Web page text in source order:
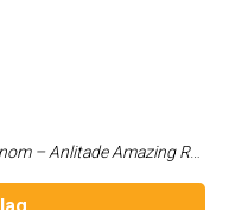
inte mindre än 3 våtrum. Två badrum och en tvättstuga, och vi är SÅ nöjda med resultatet. Mats håller vad han lovar, är noggrann och effektiv. När han blev klar hos oss fick han även renovera badrummet hemma hos mina föräldrar. Stort tack för hjälpen!